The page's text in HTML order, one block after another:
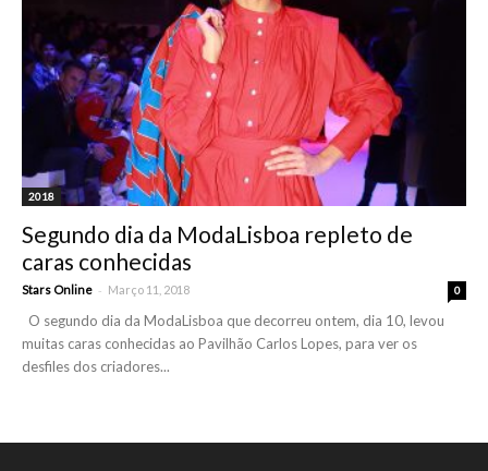
2018
Segundo dia da ModaLisboa repleto de
caras conhecidas
Stars Online - Março 11, 2018 0
O segundo dia da ModaLisboa que decorreu ontem, dia 10, levou
muitas caras conhecidas ao Pavilhão Carlos Lopes, para ver os
desfiles dos criadores...